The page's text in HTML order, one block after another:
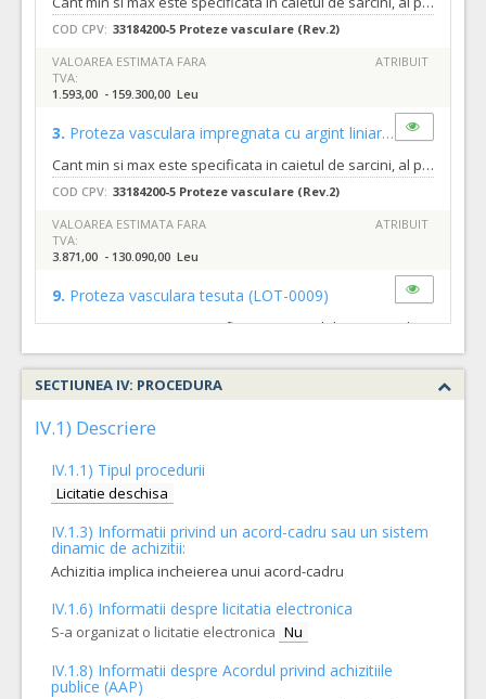
COD CPV: 33184200-5 Proteze vasculare (Rev.2)
VALOAREA ESTIMATA FARA
TVA:
1.593,00 - 159.300,00 Leu
ATRIBUIT
3. Proteza vasculara impregnata cu argint liniara (LOT-0003)
Cant min si max este specificata in caietul de sarcini, al prezentei documentatii.
COD CPV: 33184200-5 Proteze vasculare (Rev.2)
VALOAREA ESTIMATA FARA
TVA:
3.871,00 - 130.090,00 Leu
ATRIBUIT
9. Proteza vasculara tesuta (LOT-0009)
Cant min si max este specificata in caietul de sarcini, al prezentei documentatii.
COD CPV: 33184200-5 Proteze vasculare (Rev.2)
VALOAREA ESTIMATA FARA
TVA:
33.160,00 - 1.058.950,00 Leu
VALOAREA ESTIMATA FARA
TVA:
57.477,00 - 1.343.612,00 Leu
12. CATETERE FOGARTY SPECIALE(LOT-0012)
COD CPV: 33184200-5 Proteze vasculare (Rev.2)
SECTIUNEA IV: PROCEDURA
IV.1) Descriere
IV.1.1) Tipul procedurii
Licitatie deschisa
IV.1.3) Informatii privind un acord-cadru sau un sistem
dinamic de achizitii:
Achizitia implica incheierea unui acord-cadru
IV.1.6) Informatii despre licitatia electronica
S-a organizat o licitatie electronica Nu
IV.1.8) Informatii despre Acordul privind achizitiile
publice (AAP)